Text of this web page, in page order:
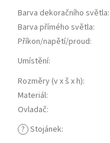
Barva dekoračního světla:
Barva přímého světla:
Příkon/napětí/proud:
Umístění:
Rozměry (v x š x h):
Materiál:
Ovladač:
? Stojánek: